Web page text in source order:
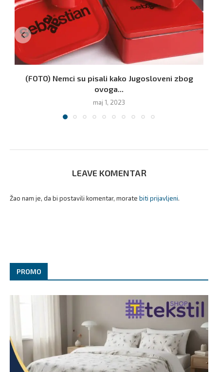
(FOTO) Nemci su pisali kako Jugosloveni zbog
ovoga...
maj 1, 2023
LEAVE KOMENTAR
Žao nam je, da bi postavili komentar, morate biti prijavljeni.
PROMO